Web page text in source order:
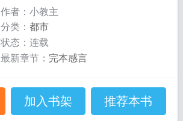
作者：小教主
分类： 都市
状态：连载
最新章节： 完本感言
加入书架 推荐本书